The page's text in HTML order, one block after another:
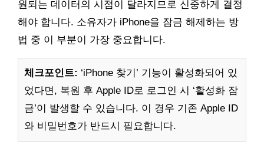
원되는 데이터의 시점이 달라지므로 신중하게 결정
해야 합니다. 소유자가 iPhone을 잠금 해제하는 방
법 중 이 부분이 가장 중요합니다.
체크포인트: ‘iPhone 찾기’ 기능이 활성화되어 있
었다면, 복원 후 Apple ID로 로그인 시 ‘활성화 잠
금’이 발생할 수 있습니다. 이 경우 기존 Apple ID
와 비밀번호가 반드시 필요합니다.